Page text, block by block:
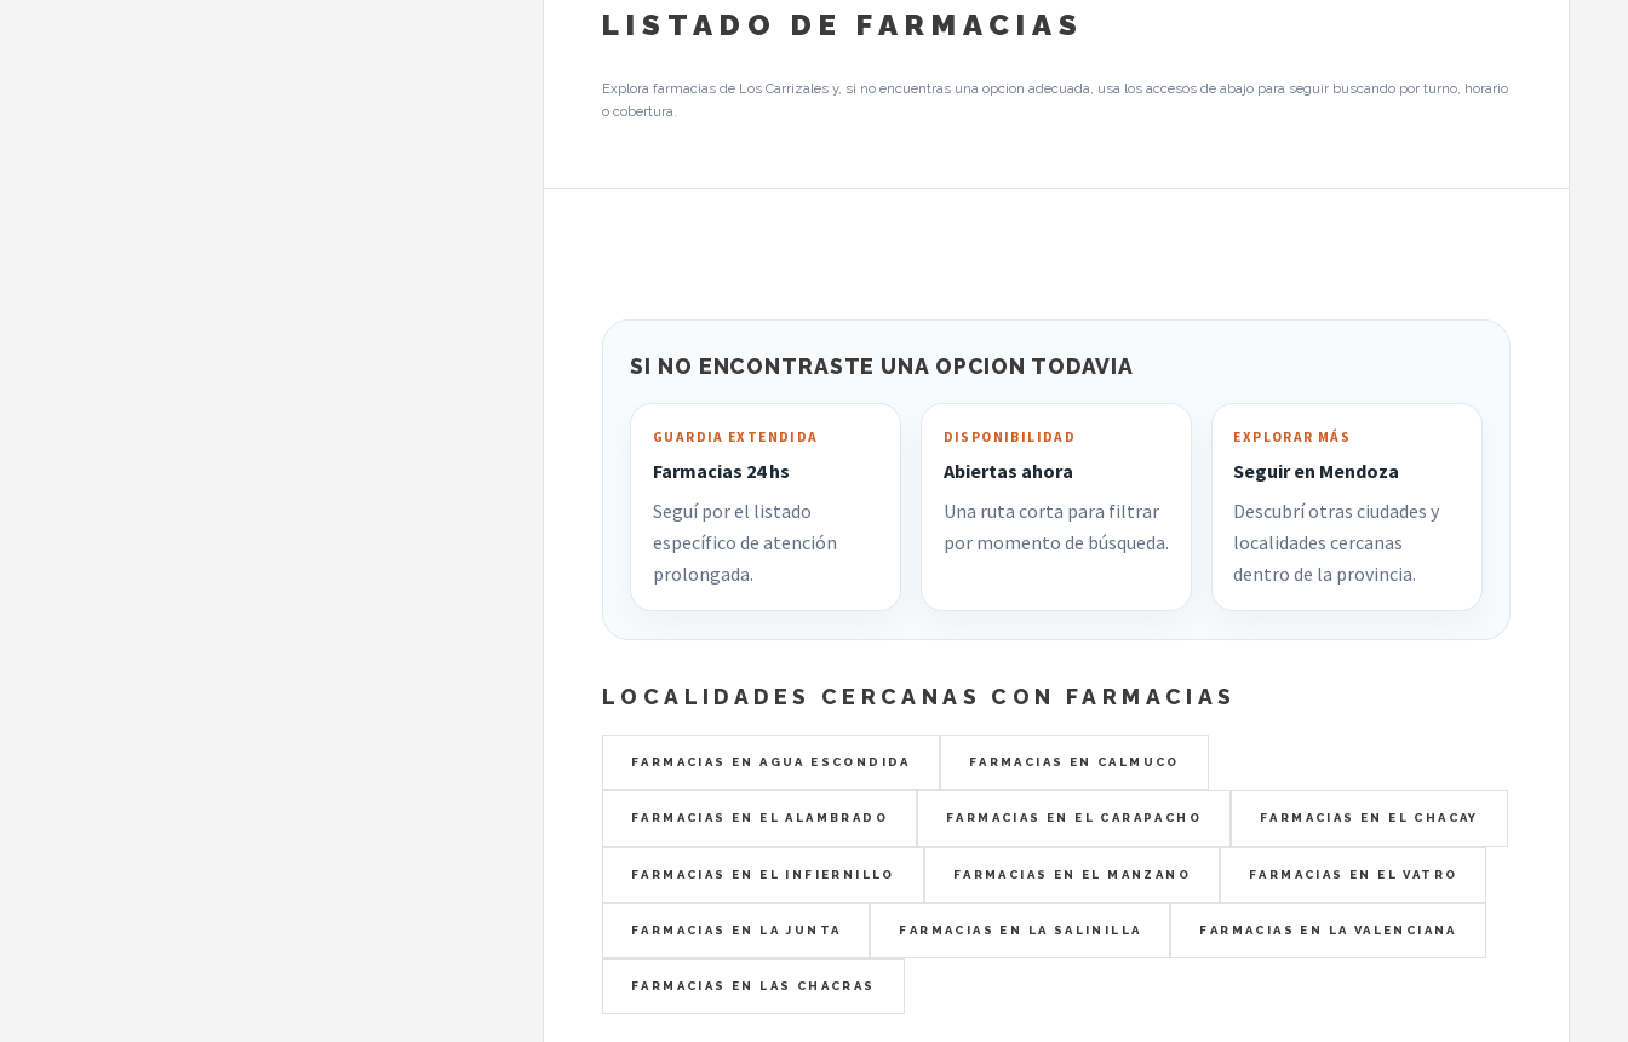
LISTADO DE FARMACIAS
Explora farmacias de Los Carrizales y, si no encuentras una opcion adecuada, usa los accesos de abajo para seguir buscando por turno, horario
o cobertura.
SI NO ENCONTRASTE UNA OPCION TODAVIA
GUARDIA EXTENDIDA
Farmacias 24 hs
Seguí por el listado
específico de atención
prolongada.
DISPONIBILIDAD
Abiertas ahora
Una ruta corta para filtrar
por momento de búsqueda.
EXPLORAR MÁS
Seguir en Mendoza
Descubrí otras ciudades y
localidades cercanas
dentro de la provincia.
LOCALIDADES CERCANAS CON FARMACIAS
FARMACIAS EN AGUA ESCONDIDA FARMACIAS EN CALMUCO
FARMACIAS EN EL ALAMBRADO FARMACIAS EN EL CARAPACHO FARMACIAS EN EL CHACAY
FARMACIAS EN EL INFIERNILLO FARMACIAS EN EL MANZANO FARMACIAS EN EL VATRO
FARMACIAS EN LA JUNTA FARMACIAS EN LA SALINILLA FARMACIAS EN LA VALENCIANA
FARMACIAS EN LAS CHACRAS